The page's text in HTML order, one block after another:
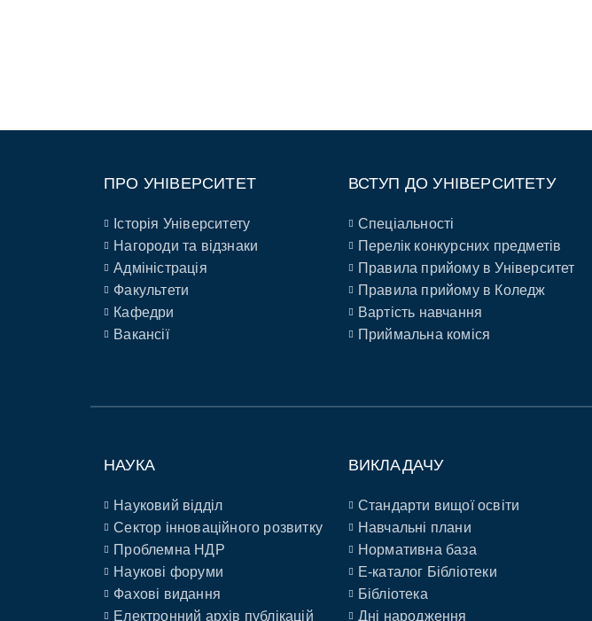
ПРО УНІВЕРСИТЕТ
Історія Університету
Нагороди та відзнаки
Адміністрація
Факультети
Кафедри
Вакансії
ВСТУП ДО УНІВЕРСИТЕТУ
Спеціальності
Перелік конкурсних предметів
Правила прийому в Університет
Правила прийому в Коледж
Вартість навчання
Приймальна коміся
НАУКА
Науковий відділ
Сектор інноваційного розвитку
Проблемна НДР
Наукові форуми
Фахові видання
Електронний архів публікацій
ВИКЛАДАЧУ
Стандарти вищої освіти
Навчальні плани
Нормативна база
E-каталог Бібліотеки
Бібліотека
Дні народження